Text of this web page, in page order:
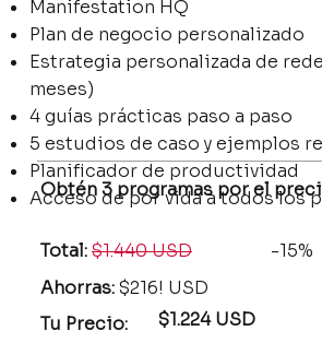
Manifestation HQ
Plan de negocio personalizado
Estrategia personalizada de
meses)
4 guías prácticas paso a paso
5 estudios de caso y ejemplos
Planificador de productividad
Acceso de por vida a todos los
Obtén 3 programas por el
Total:$1.440 USD
Tu Precio: $1.224 USD
-15%
Ahorras:$216! USD